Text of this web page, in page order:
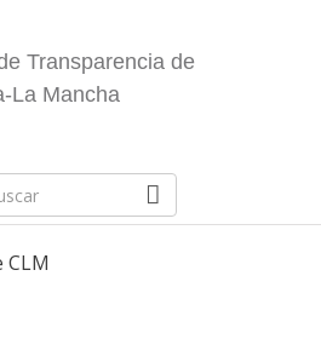
Transparencia de
La Mancha
CLM